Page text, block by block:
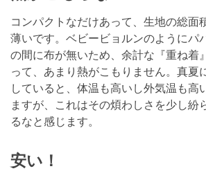
コンパクトなだけあって、生地の総面
薄いです。ベビービョルンのようにパ
の間に布が無いため、余計な『重ね着
って、あまり熱がこもりません。真夏
していると、体温も高いし外気温も高
ますが、これはその煩わしさを少し紛
るなと感じます。
安い！